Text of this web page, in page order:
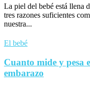
La piel del bebé está llena
tres razones suficientes
nuestra...
El bebé
Cuanto mide y pesa
embarazo